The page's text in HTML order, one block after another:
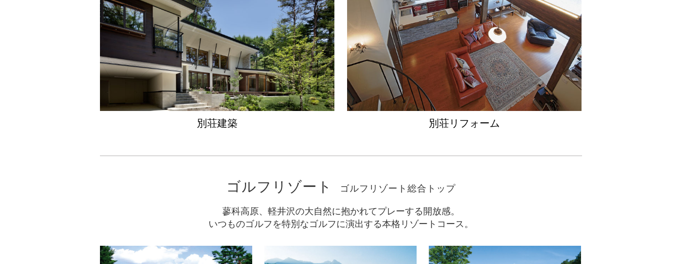
別荘MAGAZINE Vol.28の建築事例のご紹介です。
自分にとって居心地のいい空間とは？
傾斜地だからこその魅力を表現したS山荘。
装飾では為し得ない、洗練された空間デザインをご覧いただきたい。
2025.08.29 別荘建築
≫ 別荘MAGAZINE Vol.28「飾らず、魅せる、空間デザイン。」
オーナーの感性を反映したインテリアデザイン、個性的なエクステリアの一例をご紹介する、
別荘建築 別荘リフォーム
ゴルフリゾート ゴルフリゾート総合トップ
蓼科高原、軽井沢の大自然に抱かれてプレーする開放感。
いつものゴルフを特別なゴルフに演出する本格リゾートコース。